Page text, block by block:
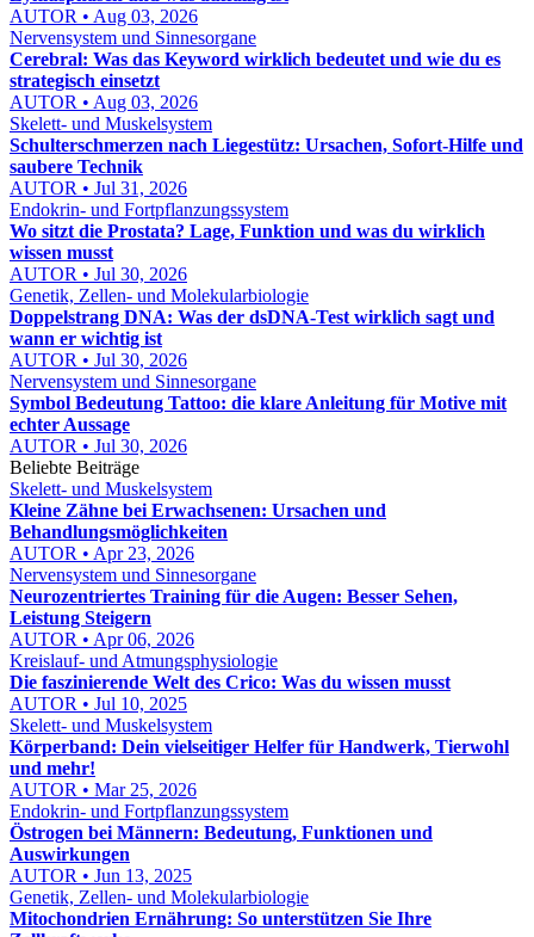
AUTOR • Aug 03, 2026
Nervensystem und Sinnesorgane
Cerebral: Was das Keyword wirklich bedeutet und wie du es
strategisch einsetzt
AUTOR • Aug 03, 2026
Skelett- und Muskelsystem
Schulterschmerzen nach Liegestütz: Ursachen, Sofort-Hilfe und
saubere Technik
AUTOR • Jul 31, 2026
Endokrin- und Fortpflanzungssystem
Wo sitzt die Prostata? Lage, Funktion und was du wirklich
wissen musst
AUTOR • Jul 30, 2026
Genetik, Zellen- und Molekularbiologie
Doppelstrang DNA: Was der dsDNA-Test wirklich sagt und
wann er wichtig ist
AUTOR • Jul 30, 2026
Nervensystem und Sinnesorgane
Symbol Bedeutung Tattoo: die klare Anleitung für Motive mit
echter Aussage
AUTOR • Jul 30, 2026
Beliebte Beiträge
Skelett- und Muskelsystem
Kleine Zähne bei Erwachsenen: Ursachen und
Behandlungsmöglichkeiten
AUTOR • Apr 23, 2026
Nervensystem und Sinnesorgane
Neurozentriertes Training für die Augen: Besser Sehen,
Leistung Steigern
AUTOR • Apr 06, 2026
Kreislauf- und Atmungsphysiologie
Die faszinierende Welt des Crico: Was du wissen musst
AUTOR • Jul 10, 2025
Skelett- und Muskelsystem
Körperband: Dein vielseitiger Helfer für Handwerk, Tierwohl
und mehr!
AUTOR • Mar 25, 2026
Endokrin- und Fortpflanzungssystem
Östrogen bei Männern: Bedeutung, Funktionen und
Auswirkungen
AUTOR • Jun 13, 2025
Genetik, Zellen- und Molekularbiologie
Mitochondrien Ernährung: So unterstützen Sie Ihre